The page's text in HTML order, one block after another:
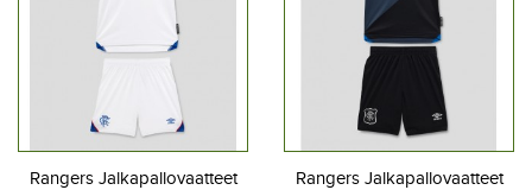
Rangers Jalkapallovaatteet
Rangers Jalkapallovaatteet